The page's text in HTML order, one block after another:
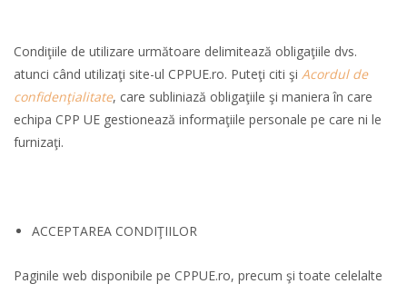
Condiţiile de utilizare următoare delimitează obligaţiile dvs.
atunci când utilizaţi site-ul CPPUE.ro. Puteţi citi şi Acordul de
confidenţialitate, care subliniază obligaţiile şi maniera în care
echipa CPP UE gestionează informaţiile personale pe care ni le
furnizaţi.
ACCEPTAREA CONDIŢIILOR
Paginile web disponibile pe CPPUE.ro, precum şi toate celelalte